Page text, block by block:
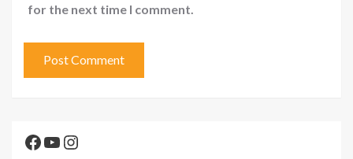
for the next time I comment.
Facebook
YouTube
Instagram